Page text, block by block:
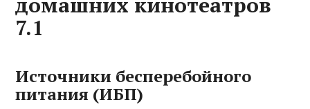
7.1
Источники бесперебойного
питания (ИБП)